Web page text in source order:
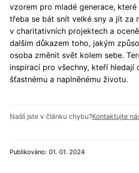
vzorem pro mladé generace, které
třeba se bát snít velké sny a jít za
v charitativních projektech a
dalším důkazem toho, jakým
osoba změnit svět kolem sebe.
inspirací pro všechny, kteří hledají
šťastnému a naplněnému životu.
Našli jste v článku chybu?Kontaktujte
Publikováno: 01. 01. 2024